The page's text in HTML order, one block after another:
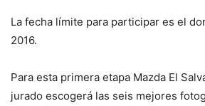
La fecha límite para participar es el
2016.
Para esta primera etapa Mazda El
jurado escogerá las seis mejores